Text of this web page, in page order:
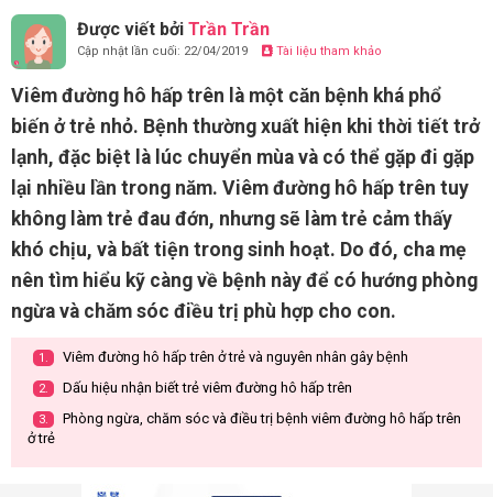
Được viết bởi Trần Trần
Cập nhật lần cuối: 22/04/2019 Tài liệu tham khảo
Viêm đường hô hấp trên là một căn bệnh khá phổ
biến ở trẻ nhỏ. Bệnh thường xuất hiện khi thời tiết trở
lạnh, đặc biệt là lúc chuyển mùa và có thể gặp đi gặp
lại nhiều lần trong năm. Viêm đường hô hấp trên tuy
không làm trẻ đau đớn, nhưng sẽ làm trẻ cảm thấy
khó chịu, và bất tiện trong sinh hoạt. Do đó, cha mẹ
nên tìm hiểu kỹ càng về bệnh này để có hướng phòng
ngừa và chăm sóc điều trị phù hợp cho con.
1. Viêm đường hô hấp trên ở trẻ và nguyên nhân gây bệnh
2. Dấu hiệu nhận biết trẻ viêm đường hô hấp trên
3.
Phòng ngừa, chăm sóc và điều trị bệnh viêm đường hô hấp trên
ở trẻ